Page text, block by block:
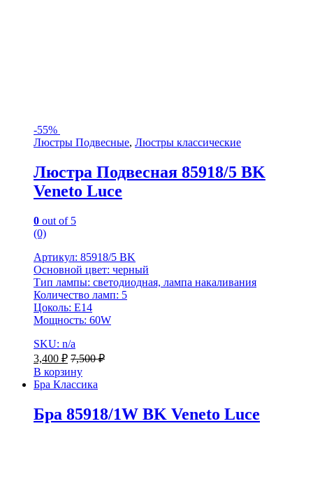
-55%
Люстры Подвесные, Люстры классические
Люстра Подвесная 85918/5 BK
Veneto Luce
0 out of 5
(0)
Артикул: 85918/5 BK
Основной цвет: черный
Тип лампы: светодиодная, лампа накаливания
Количество ламп: 5
Цоколь: Е14
Мощность: 60W
SKU: n/a
3,400 ₽ 7,500₽
В корзину
Бра Классика
Бра 85918/1W BK Veneto Luce